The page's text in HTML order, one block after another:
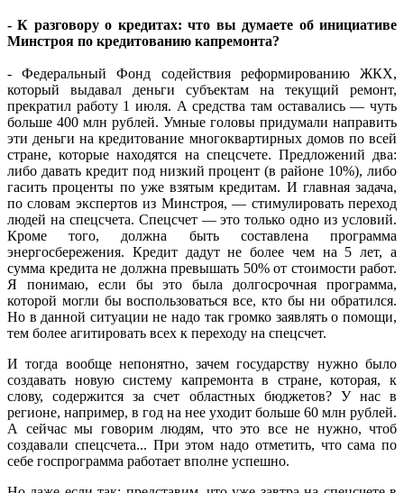
- К разговору о кредитах: что вы думаете об инициативе
Минстроя по кредитованию капремонта?
- Федеральный Фонд содействия реформированию ЖКХ,
который выдавал деньги субъектам на текущий ремонт,
прекратил работу 1 июля. А средства там оставались — чуть
больше 400 млн рублей. Умные головы придумали направить
эти деньги на кредитование многоквартирных домов по всей
стране, которые находятся на спецсчете. Предложений два:
либо давать кредит под низкий процент (в районе 10%), либо
гасить проценты по уже взятым кредитам. И главная задача,
по словам экспертов из Минстроя, — стимулировать переход
людей на спецсчета. Спецсчет — это только одно из условий.
Кроме того, должна быть составлена программа
энергосбережения. Кредит дадут не более чем на 5 лет, а
сумма кредита не должна превышать 50% от стоимости работ.
Я понимаю, если бы это была долгосрочная программа,
которой могли бы воспользоваться все, кто бы ни обратился.
Но в данной ситуации не надо так громко заявлять о помощи,
тем более агитировать всех к переходу на спецсчет.
И тогда вообще непонятно, зачем государству нужно было
создавать новую систему капремонта в стране, которая, к
слову, содержится за счет областных бюджетов? У нас в
регионе, например, в год на нее уходит больше 60 млн рублей.
А сейчас мы говорим людям, что это все не нужно, чтоб
создавали спецсчета... При этом надо отметить, что сама по
себе госпрограмма работает вполне успешно.